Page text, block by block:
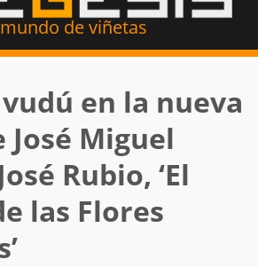
de viñetas
en la nueva
José Miguel
Rubio, ‘El
las Flores